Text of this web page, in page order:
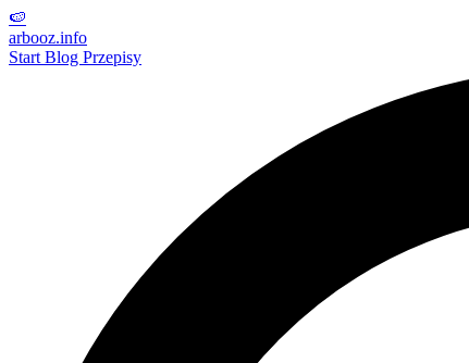
🍉
arbooz.info
Start Blog Przepisy